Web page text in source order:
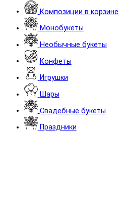
Композиции в корзине
Монобукеты
Необычные букеты
Конфеты
Игрушки
Шары
Cвадебные букеты
Праздники